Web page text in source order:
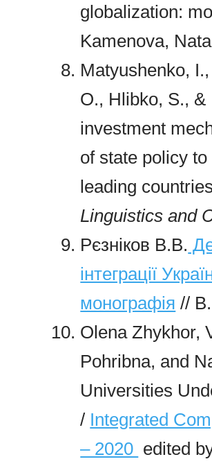
globalization:
Kamenova,
Matyushenko,
O., Hlibko, S., &
investment
of state policy
leading
Linguistics and
Рєзніков В.В.
інтеграції
монографія //
Olena Zhykhor,
Pohribna, and
Universities
/ Integrated
– 2020 edited